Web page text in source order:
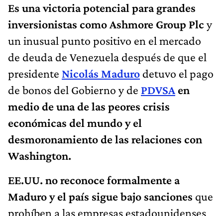
Es una victoria potencial para grandes
inversionistas como Ashmore Group Plc y
un inusual punto positivo en el mercado
de deuda de Venezuela después de que el
presidente Nicolás Maduro detuvo el pago
de bonos del Gobierno y de PDVSA en
medio de una de las peores crisis
económicas del mundo y el
desmoronamiento de las relaciones con
Washington.
EE.UU. no reconoce formalmente a
Maduro y el país sigue bajo sanciones que
prohíben a las empresas estadounidenses